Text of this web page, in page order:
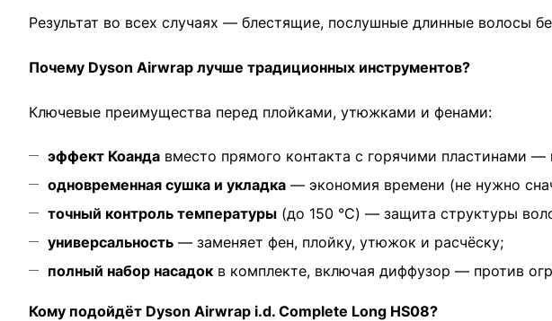
Результат во всех случаях — блестящие, послушные длинные волосы
Почему Dyson Airwrap лучше традиционных инструментов?
Ключевые преимущества перед плойками, утюжками и фенами:
эффект Коанда вместо прямого контакта с горячими пластинами
одновременная сушка и укладка — экономия времени (не нужно
точный контроль температуры (до 150 °C) — защита структуры
универсальность — заменяет фен, плойку, утюжок и расчёску;
полный набор насадок в комплекте, включая диффузор — против
Кому подойдёт Dyson Airwrap i.d. Complete Long HS08?